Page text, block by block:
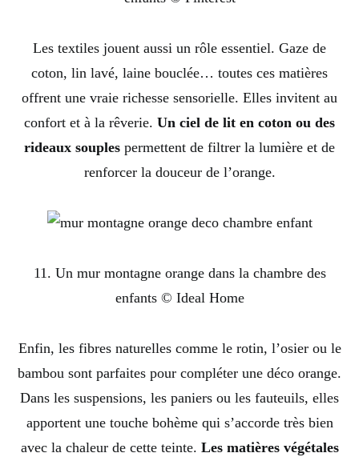
Les textiles jouent aussi un rôle essentiel. Gaze de
coton, lin lavé, laine bouclée… toutes ces matières
offrent une vraie richesse sensorielle. Elles invitent au
confort et à la rêverie. Un ciel de lit en coton ou des
rideaux souples permettent de filtrer la lumière et de
renforcer la douceur de l’orange.
11. Un mur montagne orange dans la chambre des
enfants © Ideal Home
Enfin, les fibres naturelles comme le rotin, l’osier ou le
bambou sont parfaites pour compléter une déco orange.
Dans les suspensions, les paniers ou les fauteuils, elles
apportent une touche bohème qui s’accorde très bien
avec la chaleur de cette teinte. Les matières végétales